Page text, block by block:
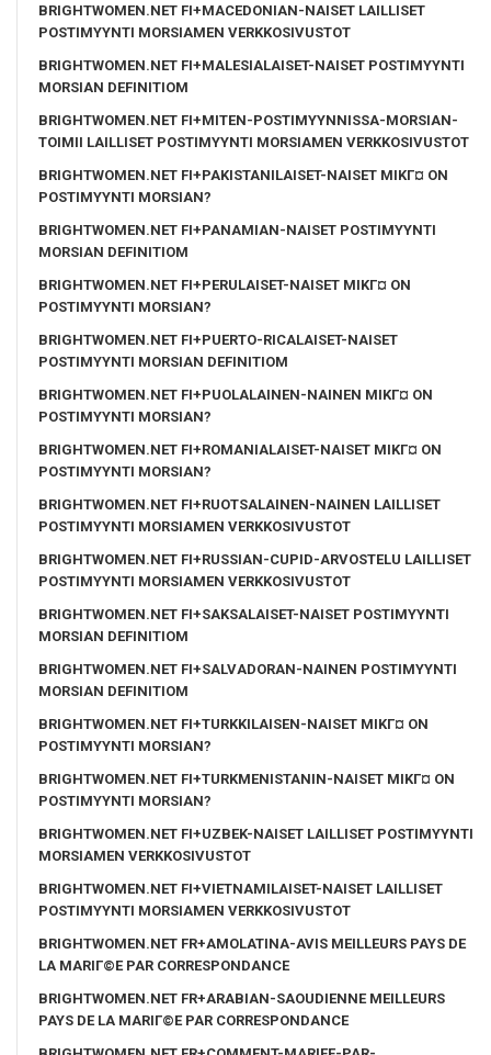
BRIGHTWOMEN.NET FI+MACEDONIAN-NAISET LAILLISET
POSTIMYYNTI MORSIAMEN VERKKOSIVUSTOT
BRIGHTWOMEN.NET FI+MALESIALAISET-NAISET POSTIMYYNTI
MORSIAN DEFINITIOM
BRIGHTWOMEN.NET FI+MITEN-POSTIMYYNNISSA-MORSIAN-
TOIMII LAILLISET POSTIMYYNTI MORSIAMEN VERKKOSIVUSTOT
BRIGHTWOMEN.NET FI+PAKISTANILAISET-NAISET MIKГ¤ ON
POSTIMYYNTI MORSIAN?
BRIGHTWOMEN.NET FI+PANAMIAN-NAISET POSTIMYYNTI
MORSIAN DEFINITIOM
BRIGHTWOMEN.NET FI+PERULAISET-NAISET MIKГ¤ ON
POSTIMYYNTI MORSIAN?
BRIGHTWOMEN.NET FI+PUERTO-RICALAISET-NAISET
POSTIMYYNTI MORSIAN DEFINITIOM
BRIGHTWOMEN.NET FI+PUOLALAINEN-NAINEN MIKГ¤ ON
POSTIMYYNTI MORSIAN?
BRIGHTWOMEN.NET FI+ROMANIALAISET-NAISET MIKГ¤ ON
POSTIMYYNTI MORSIAN?
BRIGHTWOMEN.NET FI+RUOTSALAINEN-NAINEN LAILLISET
POSTIMYYNTI MORSIAMEN VERKKOSIVUSTOT
BRIGHTWOMEN.NET FI+RUSSIAN-CUPID-ARVOSTELU LAILLISET
POSTIMYYNTI MORSIAMEN VERKKOSIVUSTOT
BRIGHTWOMEN.NET FI+SAKSALAISET-NAISET POSTIMYYNTI
MORSIAN DEFINITIOM
BRIGHTWOMEN.NET FI+SALVADORAN-NAINEN POSTIMYYNTI
MORSIAN DEFINITIOM
BRIGHTWOMEN.NET FI+TURKKILAISEN-NAISET MIKГ¤ ON
POSTIMYYNTI MORSIAN?
BRIGHTWOMEN.NET FI+TURKMENISTANIN-NAISET MIKГ¤ ON
POSTIMYYNTI MORSIAN?
BRIGHTWOMEN.NET FI+UZBEK-NAISET LAILLISET POSTIMYYNTI
MORSIAMEN VERKKOSIVUSTOT
BRIGHTWOMEN.NET FI+VIETNAMILAISET-NAISET LAILLISET
POSTIMYYNTI MORSIAMEN VERKKOSIVUSTOT
BRIGHTWOMEN.NET FR+AMOLATINA-AVIS MEILLEURS PAYS DE
LA MARIГ©E PAR CORRESPONDANCE
BRIGHTWOMEN.NET FR+ARABIAN-SAOUDIENNE MEILLEURS
PAYS DE LA MARIГ©E PAR CORRESPONDANCE